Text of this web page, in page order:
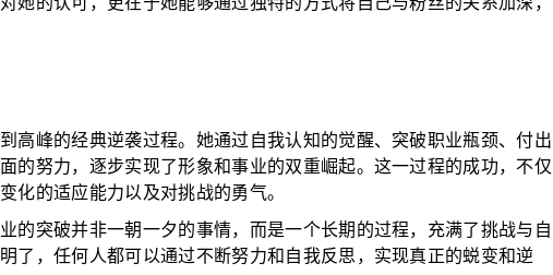
高峰的经典逆袭过程。她通过自我认知的觉醒、突破职业瓶颈、付出
的努力，逐步实现了形象和事业的双重崛起。这一过程的成功，不仅
化的适应能力以及对挑战的勇气。
的突破并非一朝一夕的事情，而是一个长期的过程，充满了挑战与自
了，任何人都可以通过不断努力和自我反思，实现真正的蜕变和逆